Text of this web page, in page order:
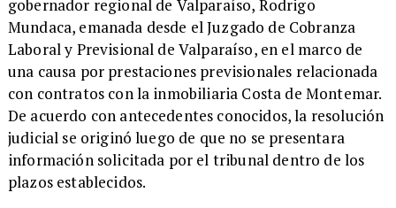
gobernador regional de Valparaíso, Rodrigo
Mundaca, emanada desde el Juzgado de Cobranza
Laboral y Previsional de Valparaíso, en el marco de
una causa por prestaciones previsionales relacionada
con contratos con la inmobiliaria Costa de Montemar.
De acuerdo con antecedentes conocidos, la resolución
judicial se originó luego de que no se presentara
información solicitada por el tribunal dentro de los
plazos establecidos.